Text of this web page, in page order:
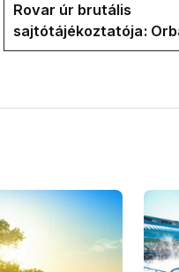
Rovar úr brutális
sajtótájékoztatója:
és a Vadhajtások a